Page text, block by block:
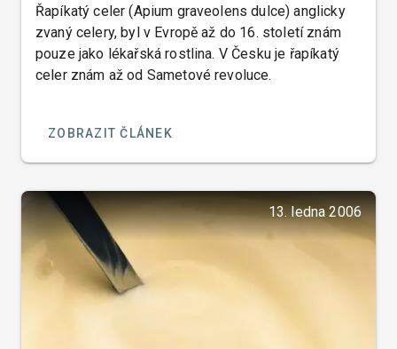
Řapíkatý celer (Apium graveolens dulce) anglicky
zvaný celery, byl v Evropě až do 16. století znám
pouze jako lékařská rostlina. V Česku je řapíkatý
celer znám až od Sametové revoluce.
ZOBRAZIT ČLÁNEK
13. ledna 2006